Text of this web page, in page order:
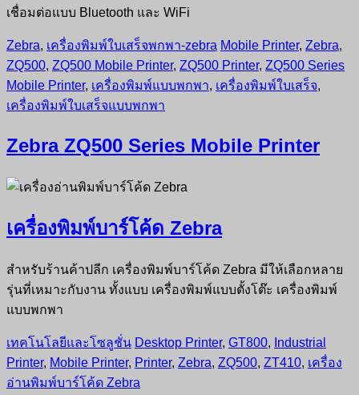
เชื่อมต่อแบบ Bluetooth และ WiFi
Zebra, เครื่องพิมพ์ใบเสร็จพกพา-zebra Mobile Printer, Zebra,
ZQ500, ZQ500 Mobile Printer, ZQ500 Printer, ZQ500 Series
Mobile Printer, เครื่องพิมพ์แบบพกพา, เครื่องพิมพ์ใบเสร็จ,
เครื่องพิมพ์ใบเสร็จแบบพกพา
Zebra ZQ500 Series Mobile Printer
เครื่องพิมพ์บาร์โค้ด Zebra
สำหรับร้านค้าปลีก เครื่องพิมพ์บาร์โค้ด Zebra มีให้เลือกหลาย
รุ่นที่เหมาะกับงาน ทั้งแบบ เครื่องพิมพ์แบบตั้งโต๊ะ เครื่องพิมพ์
แบบพกพา
เทคโนโลยีและโซลูชั่น Desktop Printer, GT800, Industrial
Printer, Mobile Printer, Printer, Zebra, ZQ500, ZT410, เครื่อง
อ่านพิมพ์บาร์โค้ด Zebra